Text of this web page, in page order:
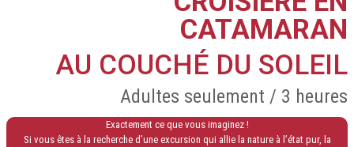
CATAMARAN
AU COUCHÉ DU SOLEIL
Adultes seulement / 3 heures
Exactement ce que vous imaginez !
Si vous êtes à la recherche d’une excursion qui allie la nature à l’état pur, la